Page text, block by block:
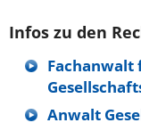
Infos zu den
Fachanwalt
Anwalt